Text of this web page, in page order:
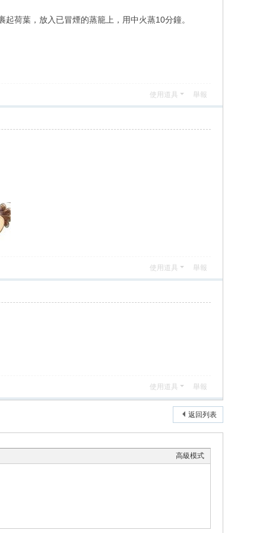
荷葉，放入已冒煙的蒸籠上，用中火蒸10分鐘。
使用道具 舉報
使用道具 舉報
使用道具 舉報
返回列表
高級模式